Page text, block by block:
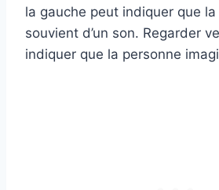
la gauche peut indiquer que
souvient d’un son. Regarder
indiquer que la personne